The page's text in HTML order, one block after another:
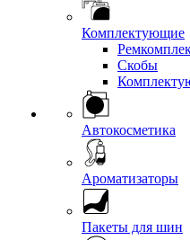
Комплектующие
Скобы
Автокосметика
Ароматизаторы
Пакеты для шин